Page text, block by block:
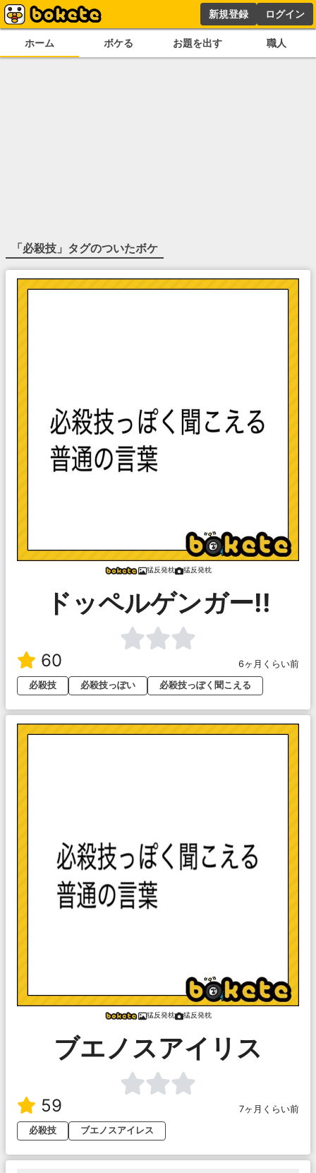
新規登録 ログイン
ホーム ボケる お題を出す 職人
「必殺技 」タグのついたボケ
猛反発枕 猛反発枕
ドッペルゲンガー!!
60
6ヶ月くらい前
必殺技
必殺技っぽい 必殺技っぽく聞こえる
猛反発枕 猛反発枕
ブエノスアイリス
59
7ヶ月くらい前
必殺技
ブエノスアイレス